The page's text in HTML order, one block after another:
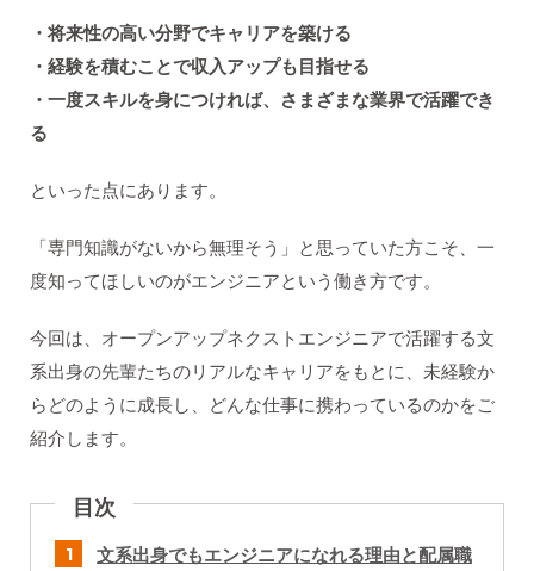
・将来性の高い分野でキャリアを築ける
・経験を積むことで収入アップも目指せる
・一度スキルを身につければ、さまざまな業界で活躍でき
る
といった点にあります。
「専門知識がないから無理そう」と思っていた方こそ、一
度知ってほしいのがエンジニアという働き方です。
今回は、オープンアップネクストエンジニアで活躍する文
系出身の先輩たちのリアルなキャリアをもとに、未経験か
らどのように成長し、どんな仕事に携わっているのかをご
紹介します。
目次
文系出身でもエンジニアになれる理由と配属職